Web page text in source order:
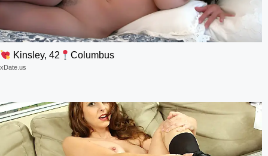
Kinsley, 42 Columbus
xDate.us